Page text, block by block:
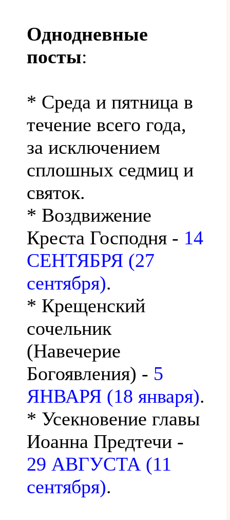
Однодневные
посты:
* Среда и пятница в
течение всего года,
за исключением
сплошных седмиц и
святок.
* Воздвижение
Креста Господня - 14
СЕНТЯБРЯ (27
сентября).
* Крещенский
сочельник
(Навечерие
Богоявления) - 5
ЯНВАРЯ (18 января).
* Усекновение главы
Иоанна Предтечи -
29 АВГУСТА (11
сентября).